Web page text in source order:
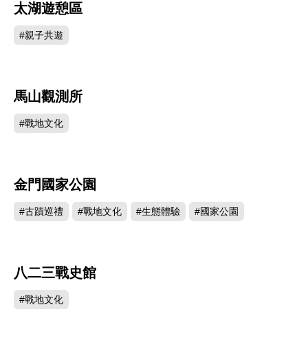
金門，一個不斷蛻變的地方，一個值得海內外人士
更多旅遊資訊，詳見
太湖遊憩區
#親子共遊
馬山觀測所
#戰地文化
金門國家公園
#古蹟巡禮 #戰地文化 #生態體驗 #國家公園
八二三戰史館
#戰地文化